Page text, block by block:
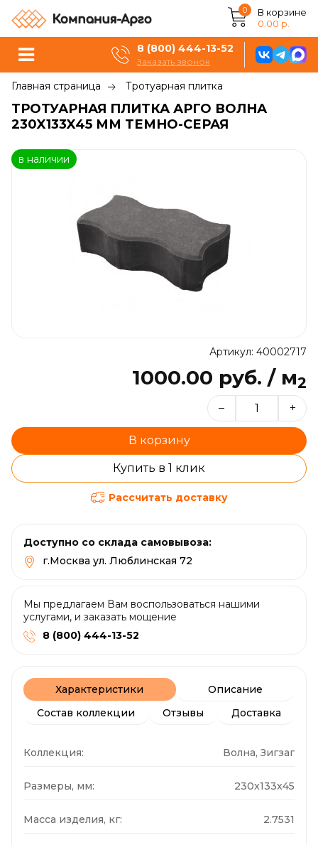
0
В корзине
0.00 р.
8 (800) 444-13-52
Заказать звонок
Главная страница Тротуарная плитка
ТРОТУАРНАЯ ПЛИТКА АРГО ВОЛНА
230X133X45 ММ ТЕМНО-СЕРАЯ
в наличии
Артикул: 40002717
1000.00 руб. / м2
– +
В корзину
Купить в 1 клик
Рассчитать доставку
Доступно со склада самовывоза:
г.Москва ул. Люблинская 72
Мы предлагаем Вам воспользоваться нашими
услугами, и заказать мощение
8 (800) 444-13-52
Характеристики
Описание
Состав коллекции
Отзывы Доставка
Коллекция: Волна, Зигзаг
Размеры, мм: 230x133x45
Масса изделия, кг: 2.7531